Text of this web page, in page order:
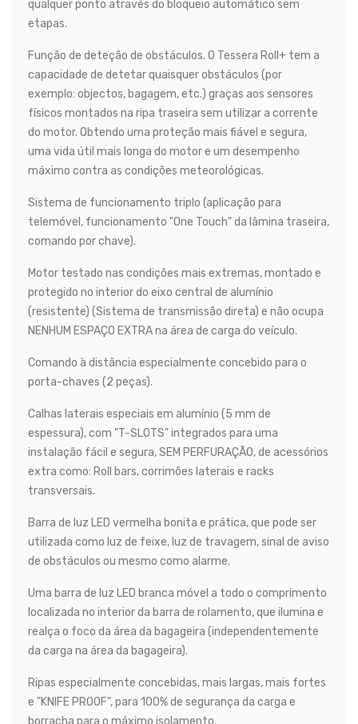
qualquer ponto através do bloqueio automático sem
etapas.
Função de deteção de obstáculos. O Tessera Roll+ tem a
capacidade de detetar quaisquer obstáculos (por
exemplo: objectos, bagagem, etc.) graças aos sensores
físicos montados na ripa traseira sem utilizar a corrente
do motor. Obtendo uma proteção mais fiável e segura,
uma vida útil mais longa do motor e um desempenho
máximo contra as condições meteorológicas.
Sistema de funcionamento triplo (aplicação para
telemóvel, funcionamento "One Touch" da lâmina traseira,
comando por chave).
Motor testado nas condições mais extremas, montado e
protegido no interior do eixo central de alumínio
(resistente) (Sistema de transmissão direta) e não ocupa
NENHUM ESPAÇO EXTRA na área de carga do veículo.
Comando à distância especialmente concebido para o
porta-chaves (2 peças).
Calhas laterais especiais em alumínio (5 mm de
espessura), com "T-SLOTS" integrados para uma
instalação fácil e segura, SEM PERFURAÇÃO, de acessórios
extra como: Roll bars, corrimões laterais e racks
transversais.
Barra de luz LED vermelha bonita e prática, que pode ser
utilizada como luz de feixe, luz de travagem, sinal de aviso
de obstáculos ou mesmo como alarme.
Uma barra de luz LED branca móvel a todo o comprimento
localizada no interior da barra de rolamento, que ilumina e
realça o foco da área da bagageira (independentemente
da carga na área da bagageira).
Ripas especialmente concebidas, mais largas, mais fortes
e "KNIFE PROOF", para 100% de segurança da carga e
borracha para o máximo isolamento.